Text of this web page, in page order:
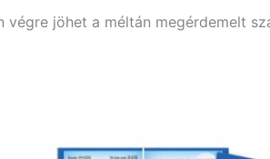
jöhet a méltán megérdemelt